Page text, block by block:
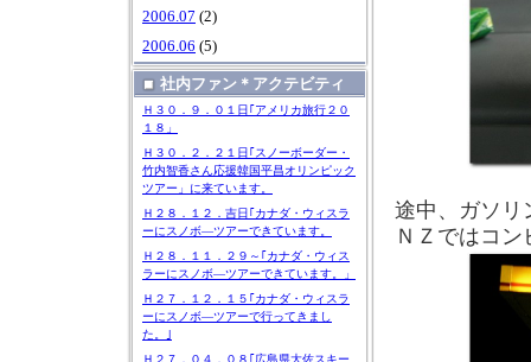
2006.07 (2)
2006.06 (5)
社内ファン＊アクテビティ
Ｈ３０．９．０１日｢アメリカ旅行２０
１８」
Ｈ３０．２．２１日｢スノーボーダー・
竹内智香さん応援韓国平昌オリンピック
ツアー」に来ています。
Ｈ２８．１２．吉日｢カナダ・ウィスラ
ーにスノボ―ツアーできています。
Ｈ２８．１１．２９～｢カナダ・ウィス
ラーにスノボ―ツアーできています。」
Ｈ２７．１２．１５｢カナダ・ウィスラ
ーにスノボ―ツアーで行ってきまし
た。｣
Ｈ２７．０４．０８｢広島県大佐スキー
途中、ガソリ
ＮＺではコ